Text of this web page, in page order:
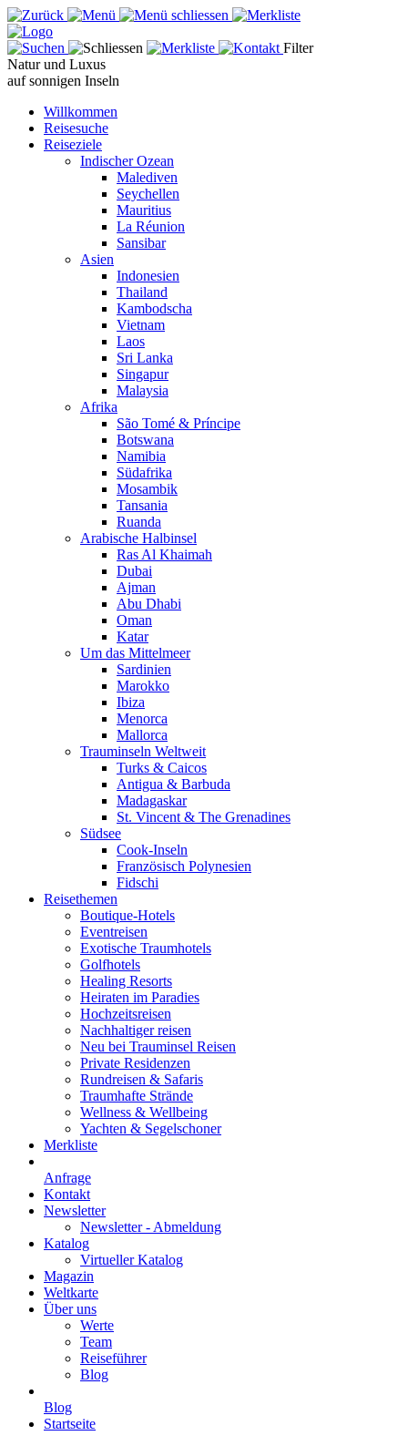
Filter
Natur und Luxus
auf sonnigen Inseln
Willkommen
Reisesuche
Reiseziele
Indischer Ozean
Malediven
Seychellen
Mauritius
La Réunion
Sansibar
Asien
Indonesien
Thailand
Kambodscha
Vietnam
Laos
Sri Lanka
Singapur
Malaysia
Afrika
São Tomé & Príncipe
Botswana
Namibia
Südafrika
Mosambik
Tansania
Ruanda
Arabische Halbinsel
Ras Al Khaimah
Dubai
Ajman
Abu Dhabi
Oman
Katar
Um das Mittelmeer
Sardinien
Marokko
Ibiza
Menorca
Mallorca
Trauminseln Weltweit
Turks & Caicos
Antigua & Barbuda
Madagaskar
St. Vincent & The Grenadines
Südsee
Cook-Inseln
Französisch Polynesien
Fidschi
Reisethemen
Boutique-Hotels
Eventreisen
Exotische Traumhotels
Golfhotels
Healing Resorts
Heiraten im Paradies
Hochzeitsreisen
Nachhaltiger reisen
Neu bei Trauminsel Reisen
Private Residenzen
Rundreisen & Safaris
Traumhafte Strände
Wellness & Wellbeing
Yachten & Segelschoner
Merkliste
Anfrage
Kontakt
Newsletter
Newsletter - Abmeldung
Katalog
Virtueller Katalog
Magazin
Weltkarte
Über uns
Werte
Team
Reiseführer
Blog
Blog
Startseite